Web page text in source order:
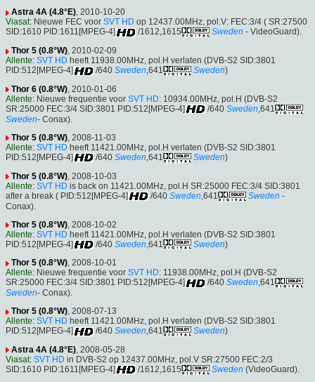
Astra 4A (4.8°E), 2010-10-20
Viasat: Nieuwe FEC voor SVT HD op 12437.00MHz, pol.V: FEC:3/4 ( SR:27500
SID:1610 PID:1611[MPEG-4]
/1612,1615 Sweden - VideoGuard).
Thor 5 (0.8°W), 2010-02-09
Allente: SVT HD heeft 11938.00MHz, pol.H verlaten (DVB-S2 SID:3801
PID:512[MPEG-4]
/640 Sweden,641 Sweden)
Thor 6 (0.8°W), 2010-01-06
Allente: Nieuwe frequentie voor SVT HD: 10934.00MHz, pol.H (DVB-S2
SR:25000 FEC:3/4 SID:3801 PID:512[MPEG-4]
/640 Sweden,641
Sweden- Conax).
Thor 5 (0.8°W), 2008-11-03
Allente: SVT HD heeft 11421.00MHz, pol.H verlaten (DVB-S2 SID:3801
PID:512[MPEG-4]
/640 Sweden,641 Sweden)
Thor 5 (0.8°W) , 2008-10-03
Allente: SVT HD is back on 11421.00MHz, pol.H SR:25000 FEC:3/4 SID:3801
after a break ( PID:512[MPEG-4]
/640 Sweden ,641 Sweden -
Conax).
Thor 5 (0.8°W) , 2008-10-02
Allente: SVT HD heeft 11421.00MHz, pol.H verlaten (DVB-S2 SID:3801
PID:512[MPEG-4]
/640 Sweden ,641 Sweden)
Thor 5 (0.8°W), 2008-10-01
Allente: Nieuwe frequentie voor SVT HD: 11938.00MHz, pol.H (DVB-S2
SR:25000 FEC:3/4 SID:3801 PID:512[MPEG-4]
/640 Sweden,641
Sweden- Conax).
Thor 5 (0.8°W), 2008-07-13
Allente: SVT HD heeft 11421.00MHz, pol.H verlaten (DVB-S2 SID:3801
PID:512[MPEG-4]
/640 Sweden,641 Sweden)
Astra 4A (4.8°E), 2008-05-28
Viasat: SVT HD in DVB-S2 op 12437.00MHz, pol.V SR:27500 FEC:2/3
SID:1610 PID:1611[MPEG-4]
/1612,1615 Sweden (VideoGuard).